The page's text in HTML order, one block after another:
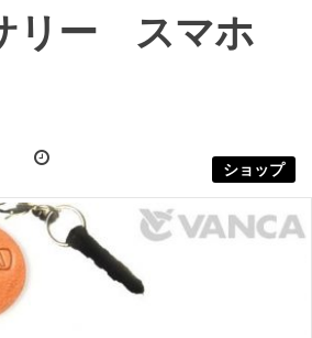
リー スマホ
ショップ